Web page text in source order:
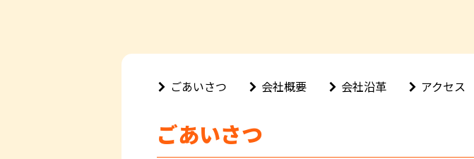
ごあいさつ 会社概要 会社沿革 アクセス
ごあいさつ